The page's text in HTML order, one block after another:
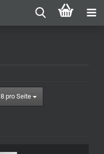
8 pro Seite
pro Seite